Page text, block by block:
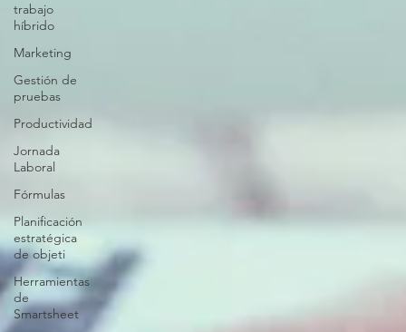
trabajo
híbrido
Marketing
Gestión de
pruebas
Productividad
Jornada
Laboral
Fórmulas
Planificación
estratégica
de objeti
Herramientas
de
Smartsheet